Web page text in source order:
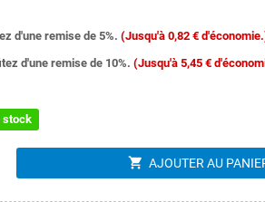
d'une remise de 5%. (Jusqu'à 0,82 €
d'une remise de 10%. (Jusqu'à 5,45 €
stock
shopping_cart AJOUTER AU